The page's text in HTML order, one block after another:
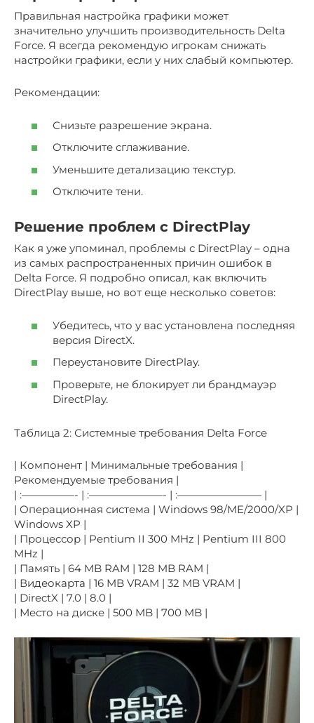
Правильная настройка графики может
значительно улучшить производительность Delta
Force. Я всегда рекомендую игрокам снижать
настройки графики, если у них слабый компьютер.
Рекомендации:
Снизьте разрешение экрана.
Отключите сглаживание.
Уменьшите детализацию текстур.
Отключите тени.
Решение проблем с DirectPlay
Как я уже упоминал, проблемы с DirectPlay – одна
из самых распространенных причин ошибок в
Delta Force. Я подробно описал, как включить
DirectPlay выше, но вот еще несколько советов:
Убедитесь, что у вас установлена последняя
версия DirectX.
Переустановите DirectPlay.
Проверьте, не блокирует ли брандмауэр
DirectPlay.
Таблица 2: Системные требования Delta Force
| Компонент | Минимальные требования |
Рекомендуемые требования |
| :—————- | :———————- | :———————— |
| Операционная система | Windows 98/ME/2000/XP |
Windows XP |
| Процессор | Pentium II 300 MHz | Pentium III 800
MHz |
| Память | 64 MB RAM | 128 MB RAM |
| Видеокарта | 16 MB VRAM | 32 MB VRAM |
| DirectX | 7.0 | 8.0 |
| Место на диске | 500 MB | 700 MB |